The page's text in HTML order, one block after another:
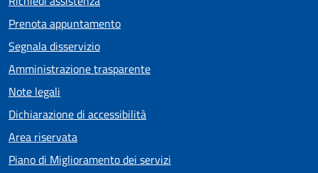
Prenota appuntamento
Segnala disservizio
Amministrazione trasparente
Note legali
Dichiarazione di accessibilità
Area riservata
Piano di Miglioramento dei servizi